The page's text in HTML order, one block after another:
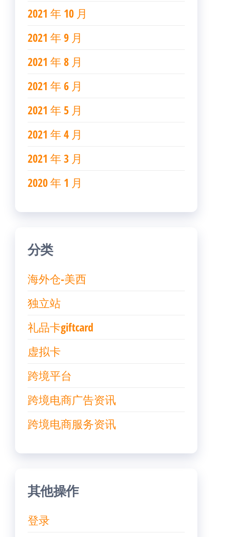
2021 年 10 月
2021 年 9 月
2021 年 8 月
2021 年 6 月
2021 年 5 月
2021 年 4 月
2021 年 3 月
2020 年 1 月
分类
海外仓-美西
独立站
礼品卡giftcard
虚拟卡
跨境平台
跨境电商广告资讯
跨境电商服务资讯
其他操作
登录